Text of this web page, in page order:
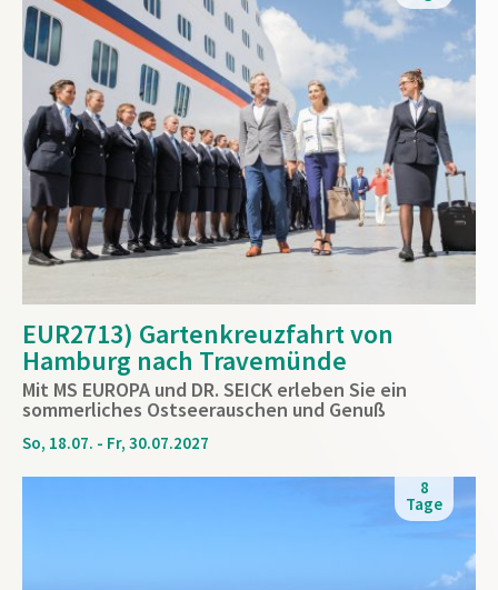
EUR2713) Gartenkreuzfahrt von
Hamburg nach Travemünde
Mit MS EUROPA und DR. SEICK erleben Sie ein
sommerliches Ostseerauschen und Genuß
So, 18.07. - Fr, 30.07.2027
8
Tage